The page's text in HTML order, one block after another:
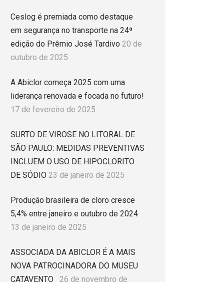
Ceslog é premiada como destaque
em segurança no transporte na 24ª
edição do Prêmio José Tardivo 20 de
outubro de 2025
A Abiclor começa 2025 com uma
liderança renovada e focada no futuro!
17 de fevereiro de 2025
SURTO DE VIROSE NO LITORAL DE
SÃO PAULO: MEDIDAS PREVENTIVAS
INCLUEM O USO DE HIPOCLORITO
DE SÓDIO 23 de janeiro de 2025
Produção brasileira de cloro cresce
5,4% entre janeiro e outubro de 2024
13 de janeiro de 2025
ASSOCIADA DA ABICLOR É A MAIS
NOVA PATROCINADORA DO MUSEU
CATAVENTO
26 de novembro de